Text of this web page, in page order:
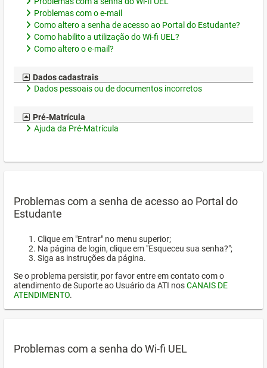
Problemas com o e-mail
Como altero a senha de acesso ao Portal do Estudante?
Como habilito a utilização do Wi-fi UEL?
Como altero o e-mail?
Dados cadastrais
Dados pessoais ou de documentos incorretos
Pré-Matrícula
Ajuda da Pré-Matrícula
Problemas com a senha de acesso ao Portal do
Estudante
Clique em "Entrar" no menu superior;
Na página de login, clique em "Esqueceu sua senha?";
Siga as instruções da página.
Se o problema persistir, por favor entre em contato com o
atendimento de Suporte ao Usuário da ATI nosCANAIS DE
ATENDIMENTO.
Problemas com a senha do Wi-fi UEL